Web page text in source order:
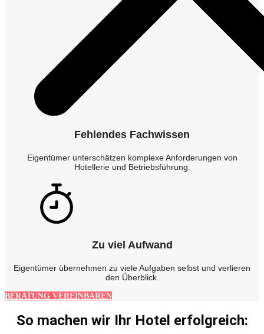
Fehlendes Fachwissen
Eigentümer unterschätzen komplexe Anforderungen von
Hotellerie und Betriebsführung.
Zu viel Aufwand
Eigentümer übernehmen zu viele Aufgaben selbst und verlieren
den Überblick.
BERATUNG VEREINBAREN
So machen wir Ihr Hotel erfolgreich: